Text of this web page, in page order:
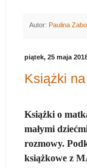
Autor: Paulina
piątek, 25 maja
Książki
Książki o
małymi
rozmowy.
książkowe z